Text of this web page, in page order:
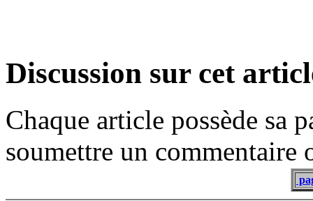
Discussion sur cet
Chaque article possède sa
soumettre un commentaire